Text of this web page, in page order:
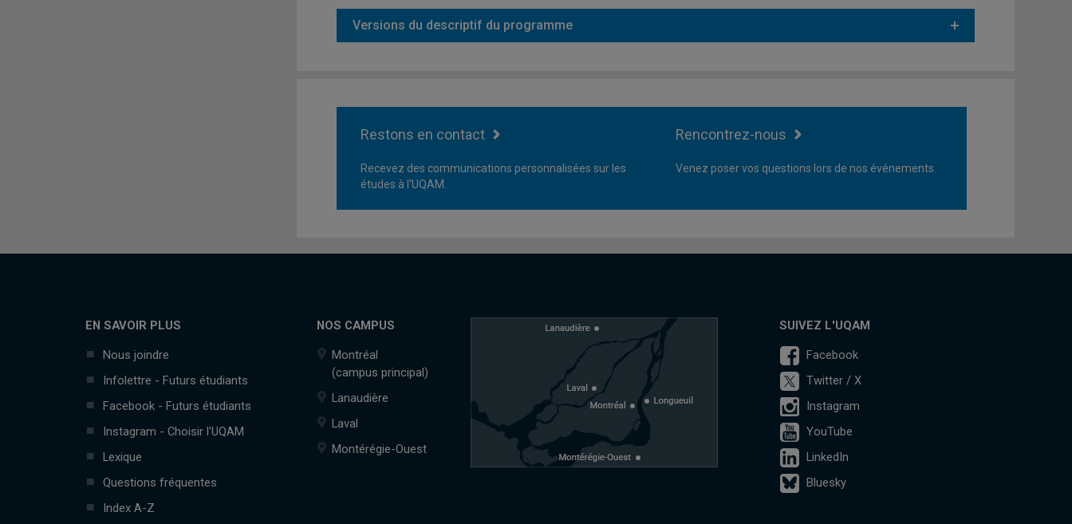
Versions du descriptif du programme
Restons en contact
Recevez des communications personnalisées sur les
études à l'UQAM.
Rencontrez-nous
Venez poser vos questions lors de nos événements.
EN SAVOIR PLUS
Nous joindre
Infolettre - Futurs étudiants
Facebook - Futurs étudiants
Instagram - Choisir l'UQAM
Lexique
Questions fréquentes
Index A-Z
NOS CAMPUS
Montréal
(campus principal)
Lanaudière
Laval
Montérégie-Ouest
SUIVEZ L'UQAM
Facebook
Twitter / X
Instagram
YouTube
LinkedIn
Bluesky